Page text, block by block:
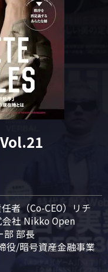
者（Co-CEO）リチ
会社 Nikko Open
部 部長
役/暗号資産金融事業